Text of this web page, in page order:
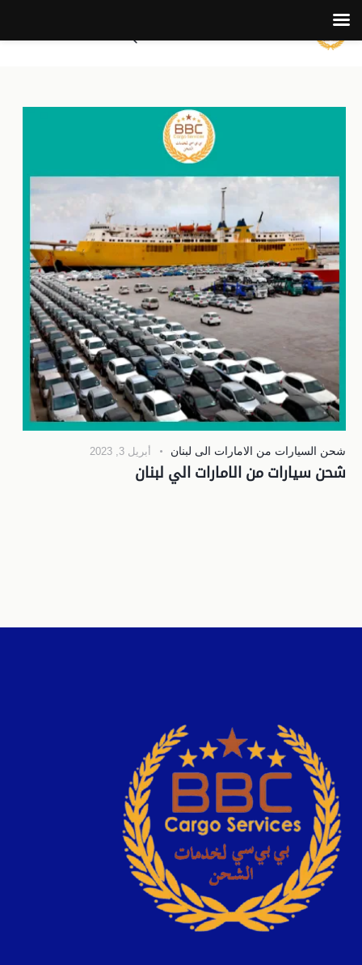
شحن السيارات من الامارات الى لبنان أبريل 3, 2023
شحن سيارات من الامارات الي لبنان